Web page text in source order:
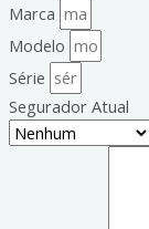
Marca
Modelo
Série
Segurador Atual